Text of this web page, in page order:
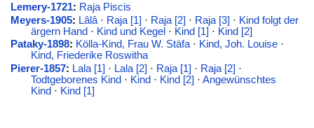
Lemery-1721: Raja Piscis
Meyers-1905: Lâlâ· Raja [1] · Raja [2] · Raja [3] · Kind folgt der
ärgern Hand· Kind und Kegel· Kind [1] · Kind [2]
Pataky-1898: Kölla-Kind, Frau W. Stäfa· Kind, Joh. Louise·
Kind, Friederike Roswitha
Pierer-1857: Lala [1] · Lala [2] · Raja [1] · Raja [2] ·
Todtgeborenes Kind · Kind · Kind [2] · Angewünschtes
Kind · Kind [1]